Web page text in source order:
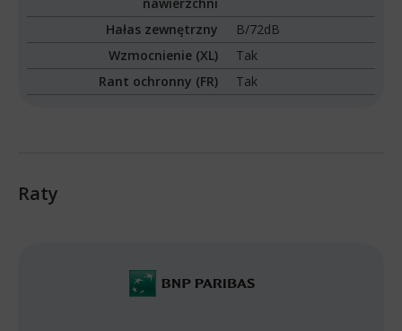
Hałas zewnętrzny
B/72dB
Wzmocnienie (XL)
Tak
Rant ochronny (FR)
Tak
Raty